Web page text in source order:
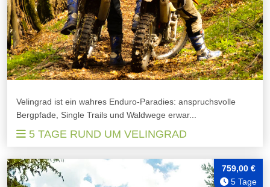
Velingrad ist ein wahres Enduro-Paradies: anspruchsvolle
Bergpfade, Single Trails und Waldwege erwar...
5 TAGE RUND UM VELINGRAD
759,00 €
5 Tage